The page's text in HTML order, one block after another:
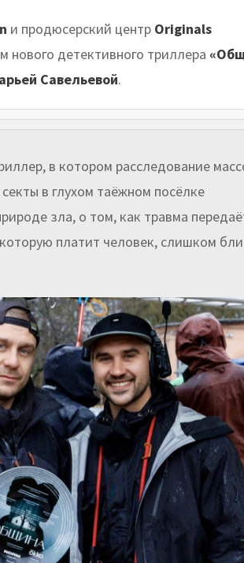
и продюсерский центр Originals
нового детективного триллера
Савельевой.
в котором расследование
в глухом таёжном посёлке
зла, о том, как травма
платит человек, слишком